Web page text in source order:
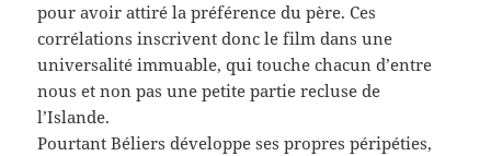
pour avoir attiré la préférence du père. Ces
corrélations inscrivent donc le film dans une
universalité immuable, qui touche chacun d’entre
nous et non pas une petite partie recluse de
l’Islande.
Pourtant Béliers développe ses propres péripéties,